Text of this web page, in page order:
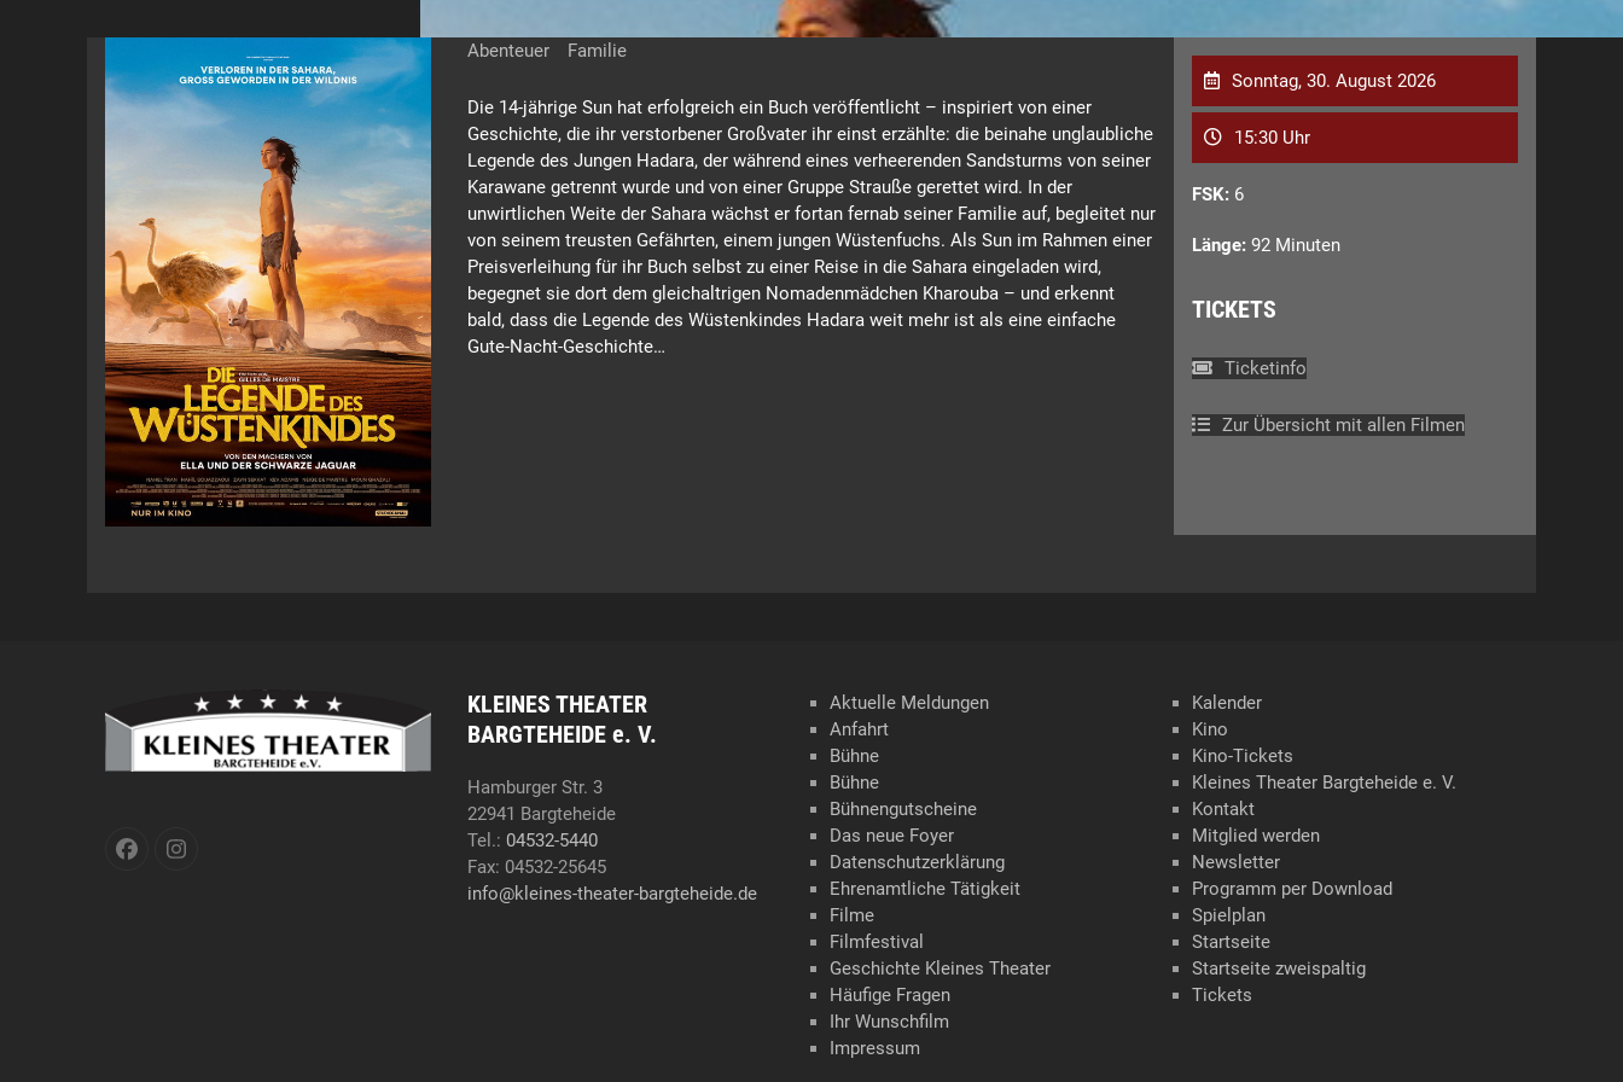
Abenteuer Familie
Die 14-jährige Sun hat erfolgreich ein Buch veröffentlicht – inspiriert von einer
Geschichte, die ihr verstorbener Großvater ihr einst erzählte: die beinahe unglaubliche
Legende des Jungen Hadara, der während eines verheerenden Sandsturms von seiner
Karawane getrennt wurde und von einer Gruppe Strauße gerettet wird. In der
unwirtlichen Weite der Sahara wächst er fortan fernab seiner Familie auf, begleitet nur
von seinem treusten Gefährten, einem jungen Wüstenfuchs. Als Sun im Rahmen einer
Preisverleihung für ihr Buch selbst zu einer Reise in die Sahara eingeladen wird,
begegnet sie dort dem gleichaltrigen Nomadenmädchen Kharouba – und erkennt
bald, dass die Legende des Wüstenkindes Hadara weit mehr ist als eine einfache
Gute-Nacht-Geschichte…
Sonntag, 30. August 2026
15:30 Uhr
FSK: 6
Länge: 92 Minuten
TICKETS
Ticketinfo
Zur Übersicht mit allen Filmen
FacebookInstagram
KLEINES THEATER
BARGTEHEIDE e. V.
Hamburger Str. 3
22941 Bargteheide
Tel.: 04532-5440
Fax: 04532-25645
info@kleines-theater-bargteheide.de
Aktuelle Meldungen
Anfahrt
Bühne
Bühne
Bühnengutscheine
Das neue Foyer
Datenschutzerklärung
Ehrenamtliche Tätigkeit
Filme
Filmfestival
Geschichte Kleines Theater
Häufige Fragen
Ihr Wunschfilm
Impressum
Kalender
Kino
Kino-Tickets
Kleines Theater Bargteheide e. V.
Kontakt
Mitglied werden
Newsletter
Programm per Download
Spielplan
Startseite
Startseite zweispaltig
Tickets